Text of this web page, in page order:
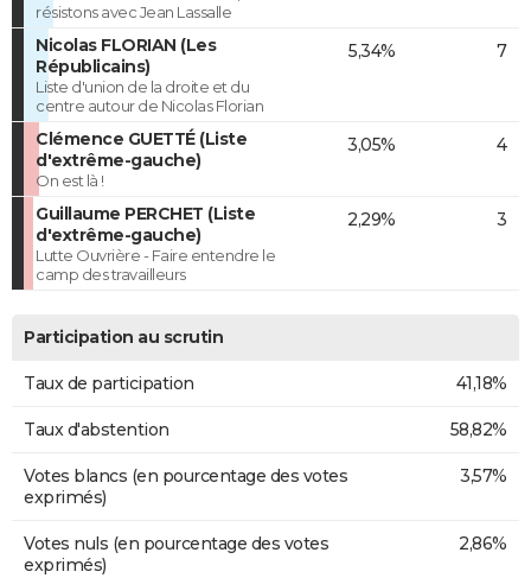
résistons avec Jean Lassalle
Nicolas FLORIAN (Les
Républicains)
Liste d'union de la droite et du
centre autour de Nicolas Florian
5,34% 7
Clémence GUETTÉ (Liste
d'extrême-gauche)
On est là !
3,05% 4
Guillaume PERCHET (Liste
d'extrême-gauche)
Lutte Ouvrière - Faire entendre le
camp des travailleurs
2,29% 3
Participation au scrutin
Taux de participation 41,18%
Taux d'abstention 58,82%
Votes blancs (en pourcentage des votes
exprimés)
3,57%
Votes nuls (en pourcentage des votes
exprimés)
2,86%